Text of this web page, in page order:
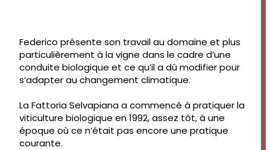
Federico présente son travail au domaine et plus
particulièrement à la vigne dans le cadre d’une
conduite biologique et ce qu’il a dû modifier pour
s’adapter au changement climatique.
La Fattoria Selvapiana a commencé à pratiquer la
viticulture biologique en 1992, assez tôt, à une
époque où ce n’était pas encore une pratique
courante.